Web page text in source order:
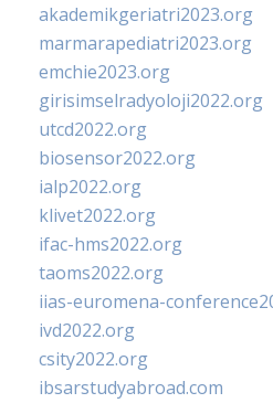
akademikgeriatri2023.org
marmarapediatri2023.org
emchie2023.org
girisimselradyoloji2022.org
utcd2022.org
biosensor2022.org
ialp2022.org
klivet2022.org
ifac-hms2022.org
taoms2022.org
iias-euromena-
ivd2022.org
csity2022.org
ibsarstudyabroad.com